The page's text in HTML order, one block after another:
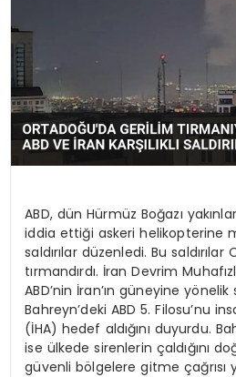
ABD, dün Hürmüz Boğazı
iddia ettiği askeri helikopterine
saldırılar düzenledi. Bu
tırmandırdı. İran Devrim
ABD’nin İran’ın güneyine yönelik
Bahreyn’deki ABD 5. Filosu’nu
(İHA) hedef aldığını duyurdu.
ise ülkede sirenlerin çaldığını
güvenli bölgelere gitme çağrısı